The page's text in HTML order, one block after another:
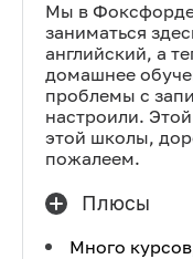
Мы в Фоксфорде
заниматься
английский, а
домашнее
проблемы с
настроили.
этой школы,
пожалеем.
Плюсы
Много